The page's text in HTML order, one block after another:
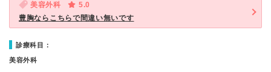
美容外科
5.0
豊胸ならこちらで間違い無いです
診療科目：
美容外科